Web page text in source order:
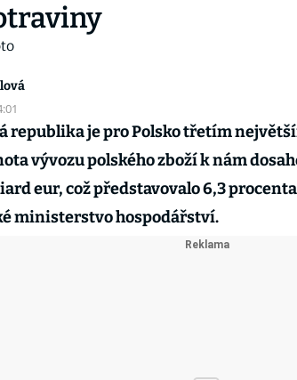
republika je pro Polsko třetím
vývozu polského zboží k nám
eur, což představovalo 6,3
ministerstvo hospodářství.